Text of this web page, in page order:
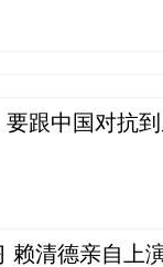
跟中国对抗
赖清德亲自上